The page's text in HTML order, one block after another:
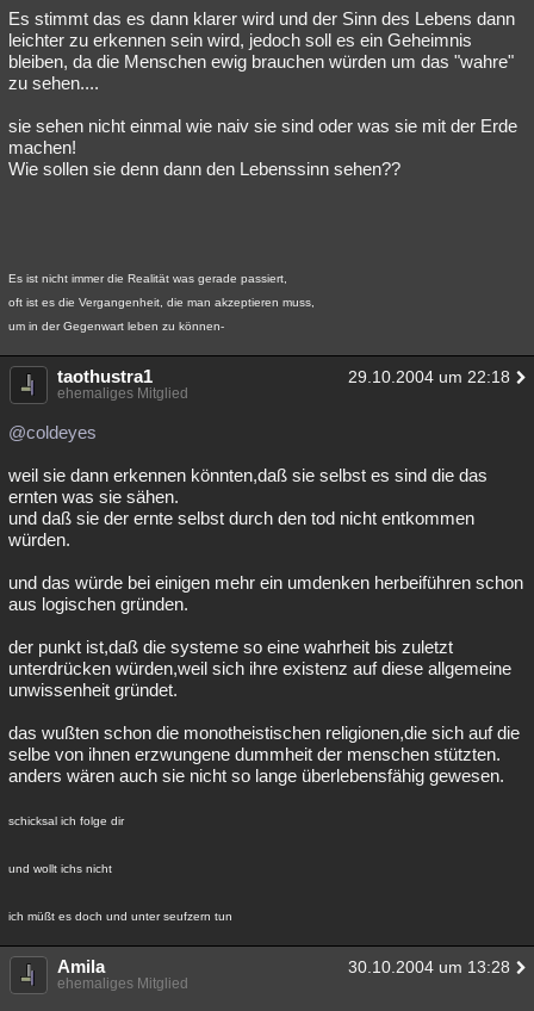
Es stimmt das es dann klarer wird und der Sinn des Lebens dann
leichter zu erkennen sein wird, jedoch soll es ein Geheimnis
bleiben, da die Menschen ewig brauchen würden um das "wahre"
zu sehen....
sie sehen nicht einmal wie naiv sie sind oder was sie mit der Erde
machen!
Wie sollen sie denn dann den Lebenssinn sehen??
Es ist nicht immer die Realität was gerade passiert,
oft ist es die Vergangenheit, die man akzeptieren muss,
um in der Gegenwart leben zu können-
taothustra1 29.10.2004 um 22:18
ehemaliges Mitglied
@coldeyes
weil sie dann erkennen könnten,daß sie selbst es sind die das
ernten was sie sähen.
und daß sie der ernte selbst durch den tod nicht entkommen
würden.
und das würde bei einigen mehr ein umdenken herbeiführen schon
aus logischen gründen.
der punkt ist,daß die systeme so eine wahrheit bis zuletzt
unterdrücken würden,weil sich ihre existenz auf diese allgemeine
unwissenheit gründet.
das wußten schon die monotheistischen religionen,die sich auf die
selbe von ihnen erzwungene dummheit der menschen stützten.
anders wären auch sie nicht so lange überlebensfähig gewesen.
schicksal ich folge dir
und wollt ichs nicht
ich müßt es doch und unter seufzern tun
Amila 30.10.2004 um 13:28
ehemaliges Mitglied